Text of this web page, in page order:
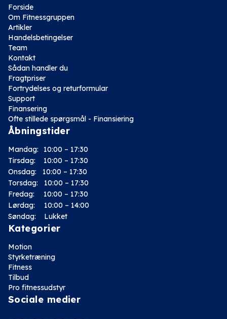
Forside
Om Fitnessgruppen
Artikler
Handelsbetingelser
Team
Kontakt
Sådan handler du
Fragtpriser
Fortrydelses og returformular
Support
Finansering
Ofte stillede spørgsmål - Finansiering
Åbningstider
Mandag:
10:00 – 17:30
Tirsdag:
10:00 – 17:30
Onsdag:
10:00 – 17:30
Torsdag:
10:00 – 17:30
Fredag:
10:00 – 17:30
Lørdag:
10:00 – 14:00
Søndag: Lukket
Kategorier
Motion
Styrketræning
Fitness
Tilbud
Pro fitnessudstyr
Sociale medier